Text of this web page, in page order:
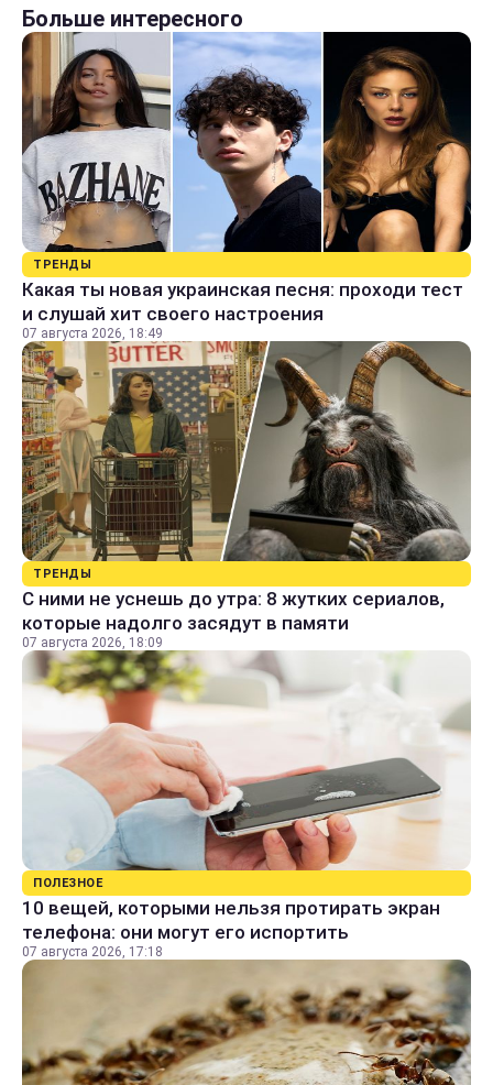
Больше интересного
ТРЕНДЫ
Какая ты новая украинская песня: проходи тест
и слушай хит своего настроения
07 августа 2026, 18:49
ТРЕНДЫ
С ними не уснешь до утра: 8 жутких сериалов,
которые надолго засядут в памяти
07 августа 2026, 18:09
ПОЛЕЗНОЕ
10 вещей, которыми нельзя протирать экран
телефона: они могут его испортить
07 августа 2026, 17:18